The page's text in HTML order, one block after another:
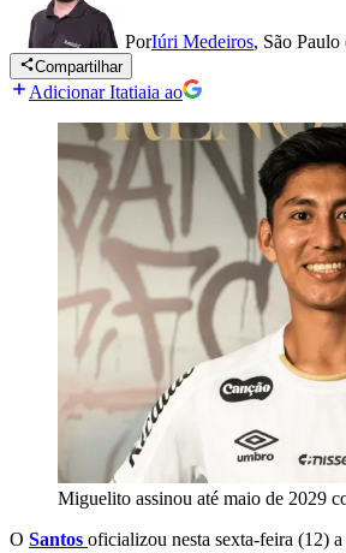
PorIúri Medeiros, São Paulo
Compartilhar
Adicionar Itatiaia ao
Miguelito assinou até maio de 2029
O Santos oficializou nesta sexta-feira (12)